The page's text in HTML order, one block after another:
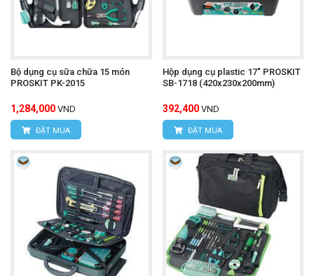
Bộ dụng cụ sữa chữa 15 món
PROSKIT PK-2015
1,284,000 VND
ĐẶT MUA
Hộp dụng cụ plastic 17" PROSKIT
SB-1718 (420x230x200mm)
392,400 VND
ĐẶT MUA